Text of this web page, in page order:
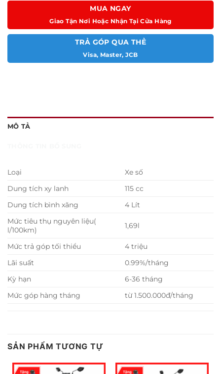
MUA NGAY
Giao Tận Nơi Hoặc Nhận Tại Cửa Hàng
TRẢ GÓP QUA THẺ
Visa, Master, JCB
MÔ TẢ
Loại
Xe số
Dung tích xy lanh
115 cc
Dung tích bình xăng
4 Lít
Mức tiêu thụ nguyên liệu(
l/100km)
1,69l
Mức trả góp tối thiểu
4 triệu
Lãi suất
0.99%/tháng
Kỳ hạn
6-36 tháng
Mức góp hàng tháng
từ 1.500.000đ/tháng
SẢN PHẨM TƯƠNG TỰ